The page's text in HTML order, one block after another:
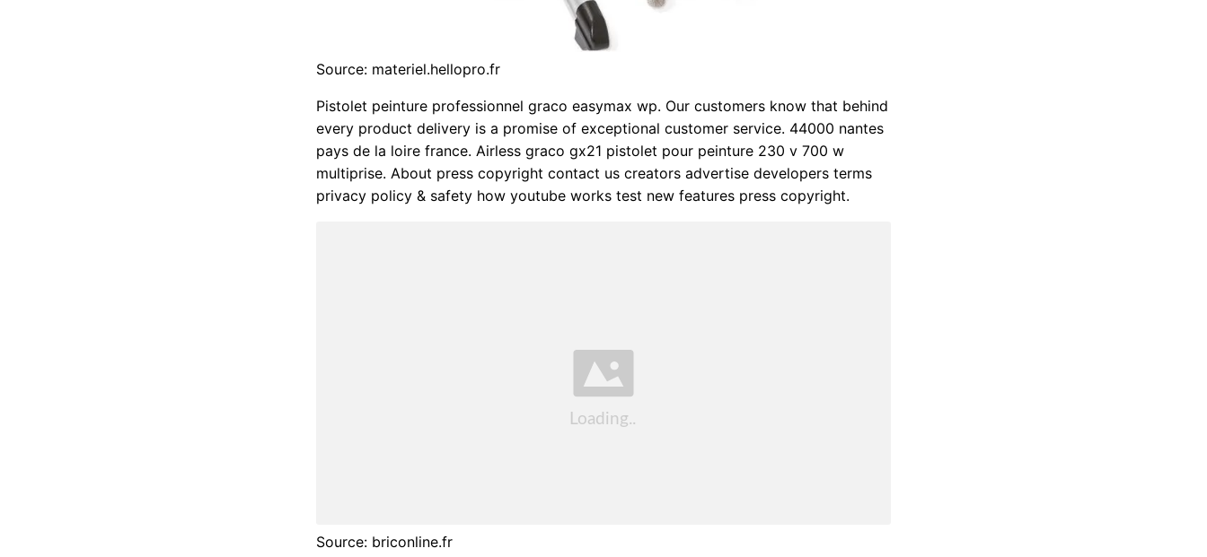
Source: materiel.hellopro.fr
Pistolet peinture professionnel graco easymax wp. Our customers know that behind
every product delivery is a promise of exceptional customer service. 44000 nantes
pays de la loire france. Airless graco gx21 pistolet pour peinture 230 v 700 w
multiprise. About press copyright contact us creators advertise developers terms
privacy policy & safety how youtube works test new features press copyright.
Source: briconline.fr